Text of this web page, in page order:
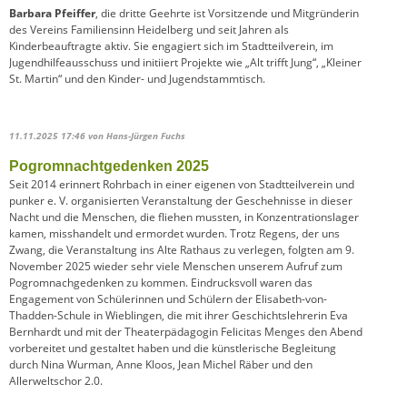
Barbara Pfeiffer, die dritte Geehrte ist Vorsitzende und Mitgründerin
des Vereins Familiensinn Heidelberg und seit Jahren als
Kinderbeauftragte aktiv. Sie engagiert sich im Stadtteilverein, im
Jugendhilfeausschuss und initiiert Projekte wie „Alt trifft Jung“, „Kleiner
St. Martin“ und den Kinder- und Jugendstammtisch.
11.11.2025 17:46 von Hans-Jürgen Fuchs
Pogromnachtgedenken 2025
Seit 2014 erinnert Rohrbach in einer eigenen von Stadtteilverein und
punker e. V. organisierten Veranstaltung der Geschehnisse in dieser
Nacht und die Menschen, die fliehen mussten, in Konzentrationslager
kamen, misshandelt und ermordet wurden. Trotz Regens, der uns
Zwang, die Veranstaltung ins Alte Rathaus zu verlegen, folgten am 9.
November 2025 wieder sehr viele Menschen unserem Aufruf zum
Pogromnachgedenken zu kommen. Eindrucksvoll waren das
Engagement von Schülerinnen und Schülern der Elisabeth-von-
Thadden-Schule in Wieblingen, die mit ihrer Geschichtslehrerin Eva
Bernhardt und mit der Theaterpädagogin Felicitas Menges den Abend
vorbereitet und gestaltet haben und die künstlerische Begleitung
durch Nina Wurman, Anne Kloos, Jean Michel Räber und den
Allerweltschor 2.0.